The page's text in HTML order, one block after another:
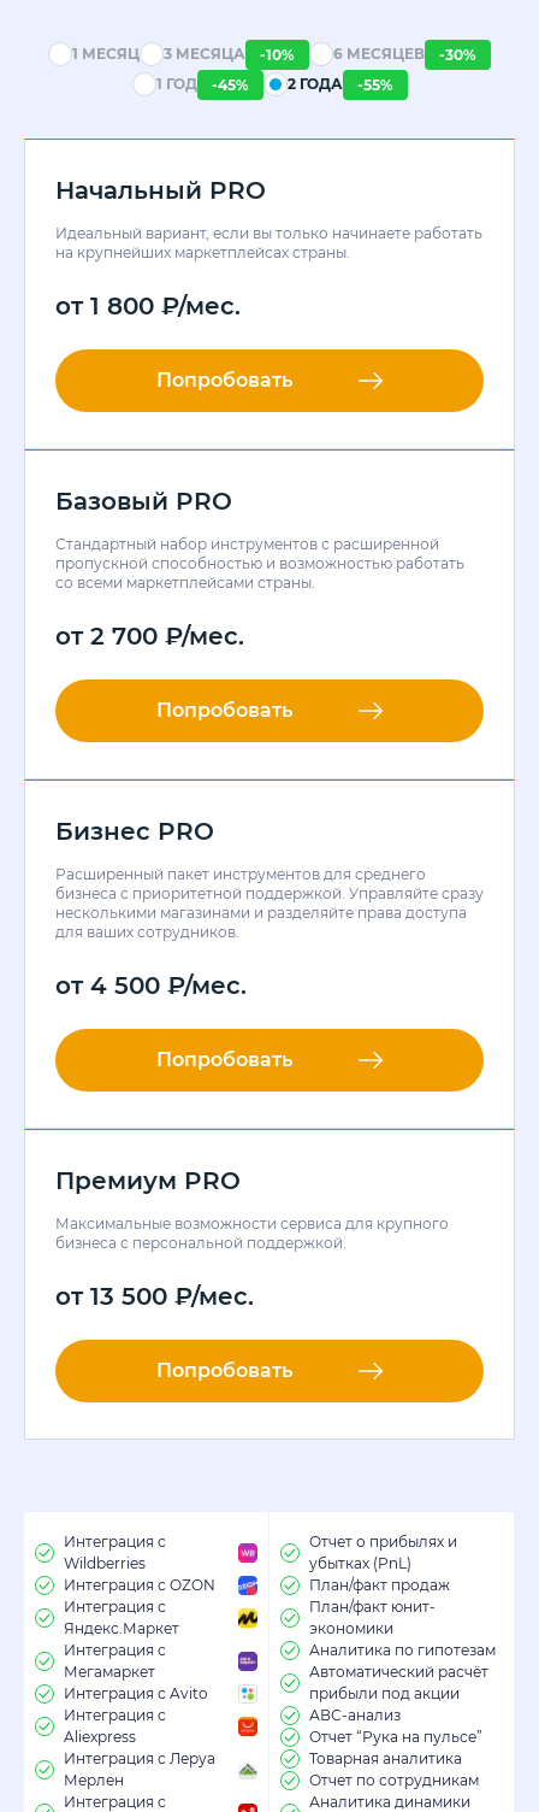
1 МЕСЯЦ 3 МЕСЯЦА -10% 6 МЕСЯЦЕВ -30%
1 ГОД
-45% 2 ГОДА -55%
Начальный PRO
Идеальный вариант, если вы только начинаете работать
на крупнейших маркетплейсах страны.
от 1 800 ₽/мес.
Попробовать
Базовый PRO
Стандартный набор инструментов с расширенной
пропускной способностью и возможностью работать
со всеми маркетплейсами страны.
от 2 700 ₽/мес.
Попробовать
Бизнес PRO
Расширенный пакет инструментов для среднего
бизнеса с приоритетной поддержкой. Управляйте сразу
несколькими магазинами и разделяйте права доступа
для ваших сотрудников.
от 4 500 ₽/мес.
Попробовать
Премиум PRO
Максимальные возможности сервиса для крупного
бизнеса с персональной поддержкой.
от 13 500 ₽/мес.
Попробовать
Интеграция с
Wildberries
Интеграция с OZON
Интеграция с
Яндекс.Маркет
Интеграция с
Мегамаркет
Интеграция с Avito
Интеграция с
Aliexpress
Интеграция с Леруа
Мерлен
Интеграция с
Отчет о прибылях и
убытках (PnL)
План/факт продаж
План/факт юнит-
экономики
Аналитика по гипотезам
Автоматический расчёт
прибыли под акции
АВС-анализ
Отчет “Рука на пульсе”
Товарная аналитика
Отчет по сотрудникам
Аналитика динамики